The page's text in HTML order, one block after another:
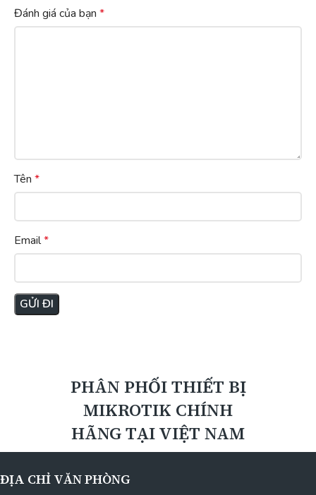
Đánh giá của bạn *
Tên *
Email*
PHÂN PHỐI THIẾT BỊ
MIKROTIK CHÍNH
HÃNG TẠI VIỆT NAM
ĐỊA CHỈ VĂN PHÒNG